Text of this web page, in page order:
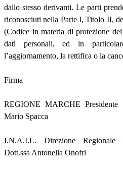
dallo stesso derivanti. Le parti
riconosciuti nella Parte I, Titolo II,
(Codice in materia di protezione
dati personali, ed in
l’aggiornamento, la rettifica o la
Firma
REGIONE MARCHE Presidente
Mario Spacca
I.N.A.I.L. Direzione Regionale
Dott.ssa Antonella Onofri